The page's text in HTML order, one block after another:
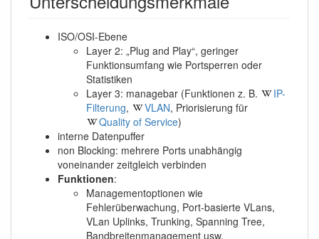
ISO/OSI-Ebene
Layer 2: „Plug and Play“, geringer
Funktionsumfang wie Portsperren oder
Statistiken
Layer 3: managebar (Funktionen z. B.
IP-
Filterung, VLAN, Priorisierung für
Quality of Service)
interne Datenpuffer
non Blocking: mehrere Ports unabhängig
voneinander zeitgleich verbinden
Funktionen:
Managementoptionen wie
Fehlerüberwachung, Port-basierte VLans,
VLan Uplinks, Trunking, Spanning Tree,
Bandbreitenmanagement usw.